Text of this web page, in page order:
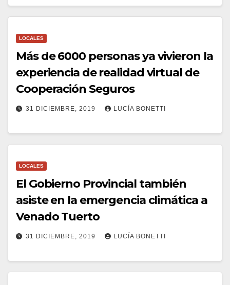
LOCALES
Más de 6000 personas ya vivieron la
experiencia de realidad virtual de
Cooperación Seguros
31 DICIEMBRE, 2019 LUCÍA BONETTI
LOCALES
El Gobierno Provincial también
asiste en la emergencia climática a
Venado Tuerto
31 DICIEMBRE, 2019 LUCÍA BONETTI